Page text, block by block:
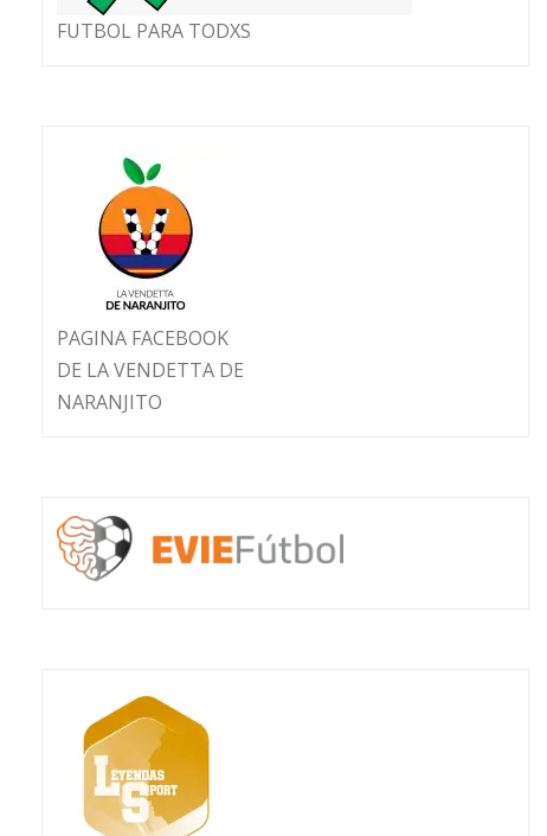
FUTBOL PARA TODXS
PAGINA FACEBOOK
DE LA VENDETTA DE
NARANJITO